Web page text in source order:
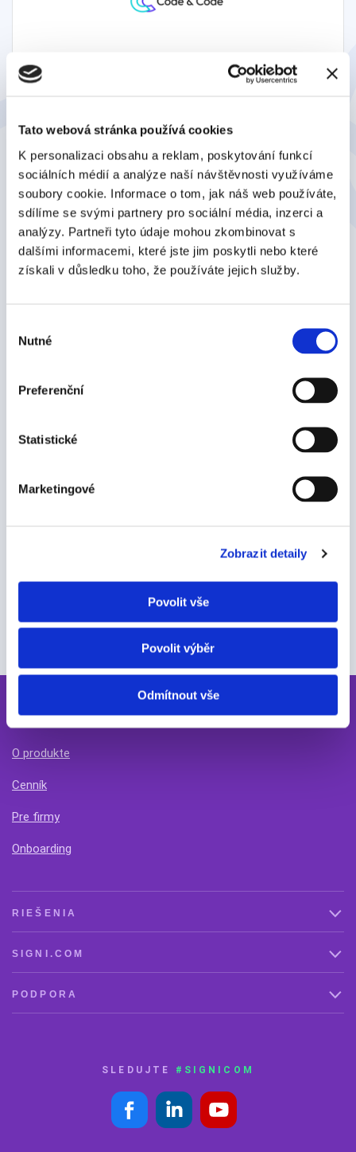
Tato webová stránka používá cookies
K personalizaci obsahu a reklam, poskytování funkcí
sociálních médií a analýze naší návštěvnosti využíváme
soubory cookie. Informace o tom, jak náš web používáte,
sdílíme se svými partnery pro sociální média, inzerci a
analýzy. Partneři tyto údaje mohou zkombinovat s
dalšími informacemi, které jste jim poskytli nebo které
získali v důsledku toho, že používáte jejich služby.
souhlasu
Nutné
Preferenční
Statistické
Marketingové
Zobrazit detaily
Povolit vše
Povolit výběr
Odmítnout vše
na Slovensku
Jak pracovat se Signi? Videonávody (nejen)
PRODUKT
O produkte
Cenník
Pre firmy
Onboarding
RIEŠENIA
SIGNI.COM
PODPORA
SLEDUJTE #SIGNICOM